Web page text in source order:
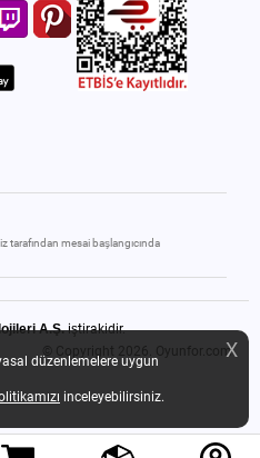
X
düzenlemelere uygun
inceleyebilirsiniz.
tarafından mesai başlangıcında
A.Ş.iştirakidir.
© Copyright 2026.
Oyunfor.com